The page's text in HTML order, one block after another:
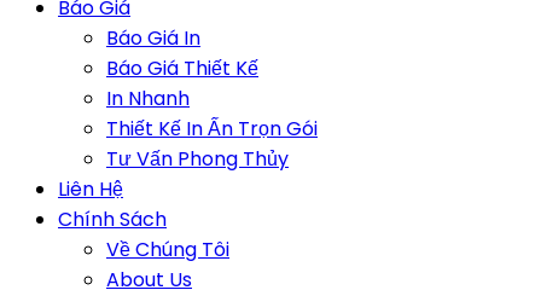
Báo Giá
Báo Giá In
Báo Giá Thiết Kế
In Nhanh
Thiết Kế In Ấn Trọn Gói
Tư Vấn Phong Thủy
Liên Hệ
Chính Sách
Về Chúng Tôi
About Us